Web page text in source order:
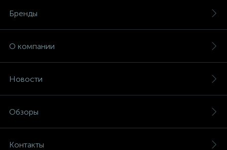
Бренды
О компании
Новости
Обзоры
Контакты